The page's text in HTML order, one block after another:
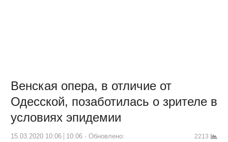
Венская опера, в отличие от
Одесской, позаботилась о зрителе в
условиях эпидемии
15.03.2020 10:06 10:06
Обновлено:
2213